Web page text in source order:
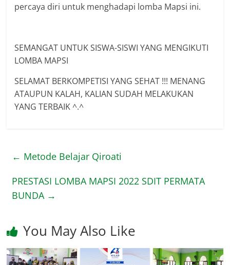
percaya diri untuk menghadapi lomba Mapsi ini.
SEMANGAT UNTUK SISWA-SISWI YANG MENGIKUTI
LOMBA MAPSI
SELAMAT BERKOMPETISI YANG SEHAT !!! MENANG
ATAUPUN KALAH, KALIAN SUDAH MELAKUKAN
YANG TERBAIK ^.^
← Metode Belajar Qiroati
PRESTASI LOMBA MAPSI 2022 SDIT PERMATA
BUNDA →
You May Also Like